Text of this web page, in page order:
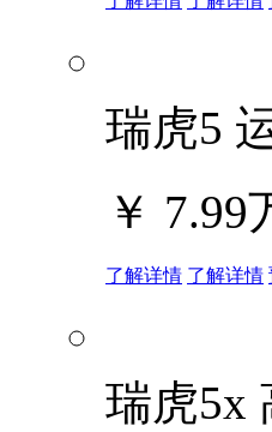
瑞虎5
￥ 7.99
了解详情 了解详情
瑞虎5x